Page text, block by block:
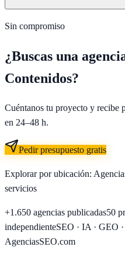
Sin compromiso
¿Buscas una
Contenidos?
Cuéntanos tu proyecto y recibe
en 24–48 h.
Pedir presupuesto gratis
Explorar por ubicación:
servicios
+1.650 agencias publicadas50
independienteSEO · IA · GEO
AgenciasSEO.com